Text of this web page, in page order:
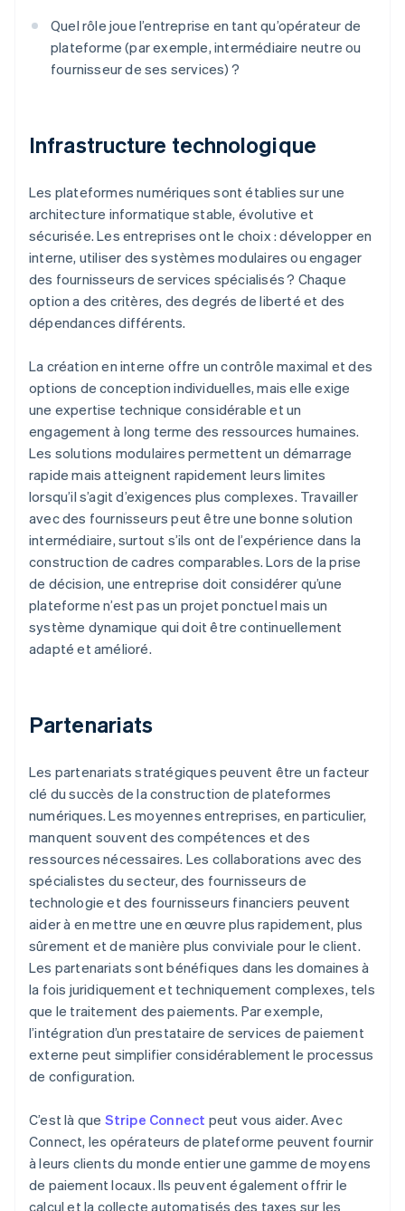
Quel rôle joue l’entreprise en tant qu’opérateur de
plateforme (par exemple, intermédiaire neutre ou
fournisseur de ses services) ?
Infrastructure technologique
Les plateformes numériques sont établies sur une
architecture informatique stable, évolutive et
sécurisée. Les entreprises ont le choix : développer en
interne, utiliser des systèmes modulaires ou engager
des fournisseurs de services spécialisés ? Chaque
option a des critères, des degrés de liberté et des
dépendances différents.
La création en interne offre un contrôle maximal et des
options de conception individuelles, mais elle exige
une expertise technique considérable et un
engagement à long terme des ressources humaines.
Les solutions modulaires permettent un démarrage
rapide mais atteignent rapidement leurs limites
lorsqu’il s’agit d’exigences plus complexes. Travailler
avec des fournisseurs peut être une bonne solution
intermédiaire, surtout s’ils ont de l’expérience dans la
construction de cadres comparables. Lors de la prise
de décision, une entreprise doit considérer qu’une
plateforme n’est pas un projet ponctuel mais un
système dynamique qui doit être continuellement
adapté et amélioré.
Partenariats
Les partenariats stratégiques peuvent être un facteur
clé du succès de la construction de plateformes
numériques. Les moyennes entreprises, en particulier,
manquent souvent des compétences et des
ressources nécessaires. Les collaborations avec des
spécialistes du secteur, des fournisseurs de
technologie et des fournisseurs financiers peuvent
aider à en mettre une en œuvre plus rapidement, plus
sûrement et de manière plus conviviale pour le client.
Les partenariats sont bénéfiques dans les domaines à
la fois juridiquement et techniquement complexes, tels
que le traitement des paiements. Par exemple,
l’intégration d’un prestataire de services de paiement
externe peut simplifier considérablement le processus
de configuration.
C’est là que Stripe Connect peut vous aider. Avec
Connect, les opérateurs de plateforme peuvent fournir
à leurs clients du monde entier une gamme de moyens
de paiement locaux. Ils peuvent également offrir le
calcul et la collecte automatisés des taxes sur les